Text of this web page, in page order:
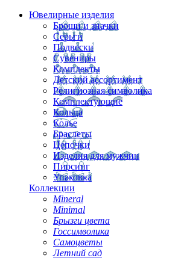
Ювелирные изделия
Броши и значки
Серьги
Подвески
Сувениры
Комплекты
Детский ассортимент
Религиозная символика
Комплектующие
Кольца
Колье
Браслеты
Цепочки
Изделия для мужчин
Пирсинг
Упаковка
Коллекции
Mineral
Minimal
Брызги цвета
Госсимволика
Самоцветы
Летний сад